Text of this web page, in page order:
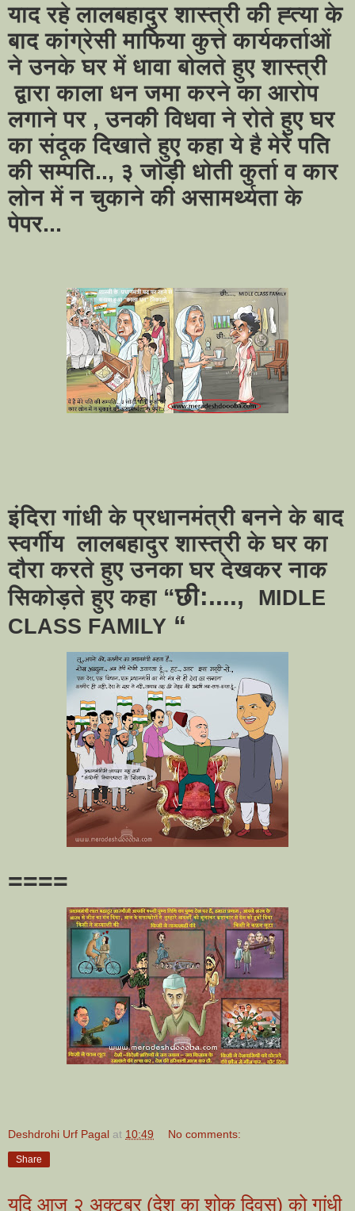
याद रहे लालबहादुर शास्त्री की ह्त्या के
बाद कांग्रेसी माफिया कुत्ते कार्यकर्ताओं
ने उनके घर में धावा बोलते हुए शास्त्री
द्वारा काला धन जमा करने का आरोप
लगाने पर , उनकी विधवा ने रोते हुए घर
का संदूक दिखाते हुए कहा ये है मेरे पति
की सम्पति.., ३ जोड़ी धोती कुर्ता व कार
लोन में न चुकाने की असामर्थ्यता के
पेपर...
इंदिरा गांधी के प्रधानमंत्री बनने के बाद
स्वर्गीय लालबहादुर शास्त्री के घर का
दौरा करते हुए उनका घर देखकर नाक
सिकोड़ते हुए कहा “छी:....,
MIDLE
CLASS FAMILY “
====
Deshdrohi Urf Pagal at 10:49 No comments:
Share
यदि आज २ अक्टूबर (देश का शोक दिवस) को गांधी